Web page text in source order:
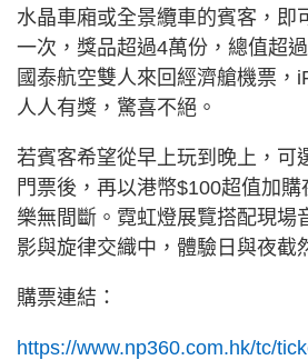
水晶車廂或全景纜車的賓客，即
一次，獎品超過4萬份，總值超
國泰航空雙人來回經濟艙機票，
人人有獎，驚喜不絕。
若賓客希望從早上玩到晚上，可
門票後，再以港幣$100超值加
樂無間斷。霓虹燈展覽搭配現場
影與旋律交織中，體驗日與夜截
購票連結：
https://www.np360.com.hk/tc/